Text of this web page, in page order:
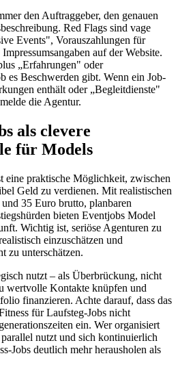
den Auftraggeber, den genauen
Red Flags sind vage
Events", Vorauszahlungen für
auf der Website.
„Erfahrungen" oder
es Beschwerden gibt. Wenn ein Job-
enthält oder „Begleitdienste"
die Agentur.
als clevere
für Models
eine praktische Möglichkeit, zwischen
Geld zu verdienen. Mit realistischen
35 Euro brutto, planbaren
bieten Eventjobs Model
Wichtig ist, seriöse Agenturen zu
einzuschätzen und
zu unterschätzen.
nutzt – als Überbrückung, nicht
wertvolle Kontakte knüpfen und
finanzieren. Achte darauf, dass das
für Laufsteg-Jobs nicht
ein. Wer organisiert
nutzt und sich kontinuierlich
Jobs deutlich mehr herausholen als